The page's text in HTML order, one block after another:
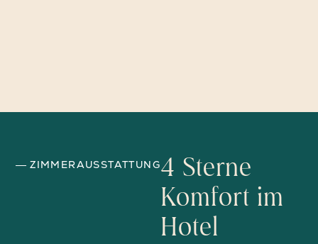
ZIMMERAUSSTATTUNG4 Sterne
Komfort im
Hotel